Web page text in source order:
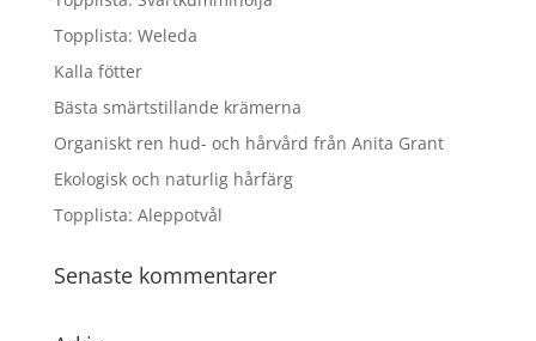
Topplista: Weleda
Kalla fötter
Bästa smärtstillande krämerna
Organiskt ren hud- och hårvård från Anita Grant
Ekologisk och naturlig hårfärg
Topplista: Aleppotvål
Senaste kommentarer